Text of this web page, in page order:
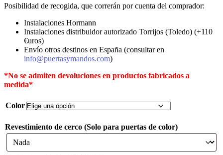
Posibilidad de recogida, que correrán por cuenta del comprador:
Instalaciones Hormann
Instalaciones distribuidor autorizado Torrijos (Toledo) (+110
€uros)
Envío otros destinos en España (consultar en
info@puertasymandos.com)
*No se admiten devoluciones en productos fabricados a
medida*
Color
Revestimiento de cerco (Solo para puertas de color)